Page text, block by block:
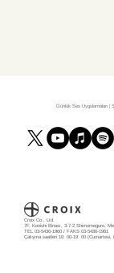
Günlük Ses Uygulamaları |
Croix Co., Ltd.
7F, Konishi Binası, 3-7-2 Shimomeguro,
TEL 03-5436-1960 / FAKS 03-5436-1961
Çalışma saatleri 10: 00-19: 00